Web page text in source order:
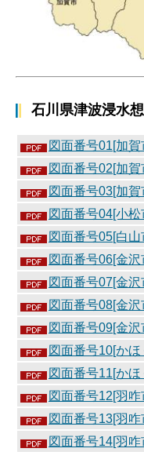
石川県津波浸水
図面番号01[加賀
図面番号02[加
図面番号03[加
図面番号04[小
図面番号05[白
図面番号06[金
図面番号07[金
図面番号08[金
図面番号09[金
図面番号10[かほ
図面番号11[か
図面番号12[羽
図面番号13[羽咋
図面番号14[羽